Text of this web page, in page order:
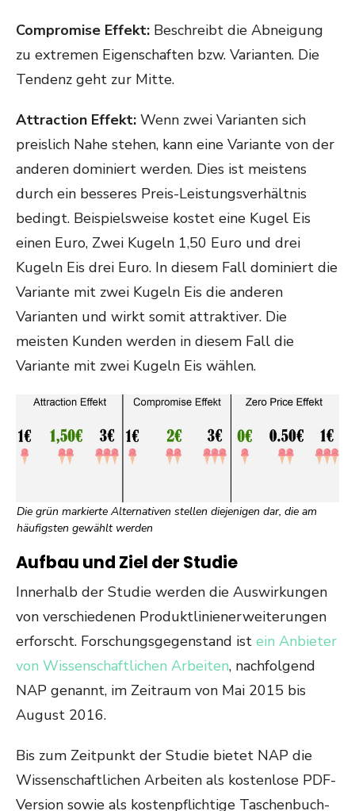
Compromise Effekt: Beschreibt die Abneigung
zu extremen Eigenschaften bzw. Varianten. Die
Tendenz geht zur Mitte.
Attraction Effekt: Wenn zwei Varianten sich
preislich Nahe stehen, kann eine Variante von der
anderen dominiert werden. Dies ist meistens
durch ein besseres Preis-Leistungsverhältnis
bedingt. Beispielsweise kostet eine Kugel Eis
einen Euro, Zwei Kugeln 1,50 Euro und drei
Kugeln Eis drei Euro. In diesem Fall dominiert die
Variante mit zwei Kugeln Eis die anderen
Varianten und wirkt somit attraktiver. Die
meisten Kunden werden in diesem Fall die
Variante mit zwei Kugeln Eis wählen.
Die grün markierte Alternativen stellen diejenigen dar, die am
häufigsten gewählt werden
Aufbau und Ziel der Studie
Innerhalb der Studie werden die Auswirkungen
von verschiedenen Produktlinienerweiterungen
erforscht. Forschungsgegenstand ist ein Anbieter
von Wissenschaftlichen Arbeiten, nachfolgend
NAP genannt, im Zeitraum von Mai 2015 bis
August 2016.
Bis zum Zeitpunkt der Studie bietet NAP die
Wissenschaftlichen Arbeiten als kostenlose PDF-
Version sowie als kostenpflichtige Taschenbuch-